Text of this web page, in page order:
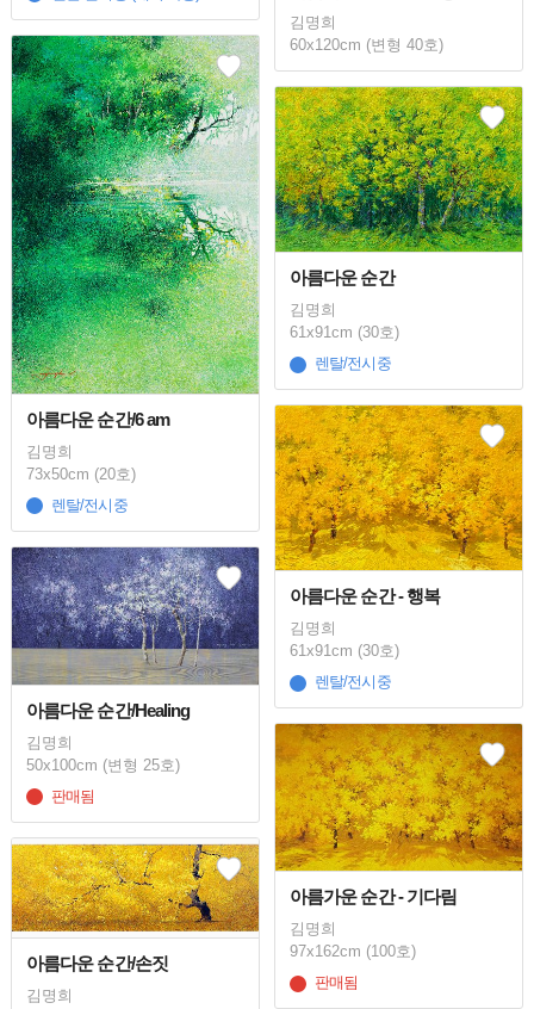
김명희
60x120cm (변형 40호)
아름다운 순간/6 am
김명희
73x50cm (20호)
렌탈/전시중
아름다운 순간
김명희
61x91cm (30호)
렌탈/전시중
아름다운 순간 - 행복
김명희
61x91cm (30호)
렌탈/전시중
아름다운 순간/Healing
김명희
50x100cm (변형 25호)
판매됨
아름가운 순간 - 기다림
김명희
97x162cm (100호)
판매됨
아름다운 순간/손짓
김명희